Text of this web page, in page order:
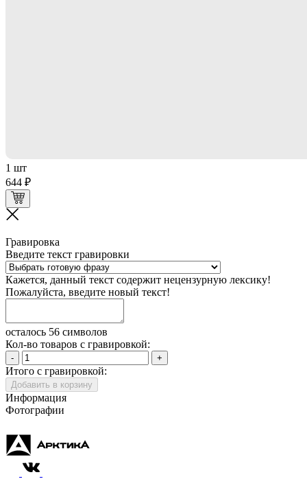
1 шт
644 ₽
Гравировка
Введите текст гравировки
Кажется, данный текст содержит нецензурную лексику!
Пожалуйста, введите новый текст!
осталось 56 символов
Кол-во товаров с гравировкой:
- +
Итого с гравировкой:
Добавить в корзину
Информация
Фотографии